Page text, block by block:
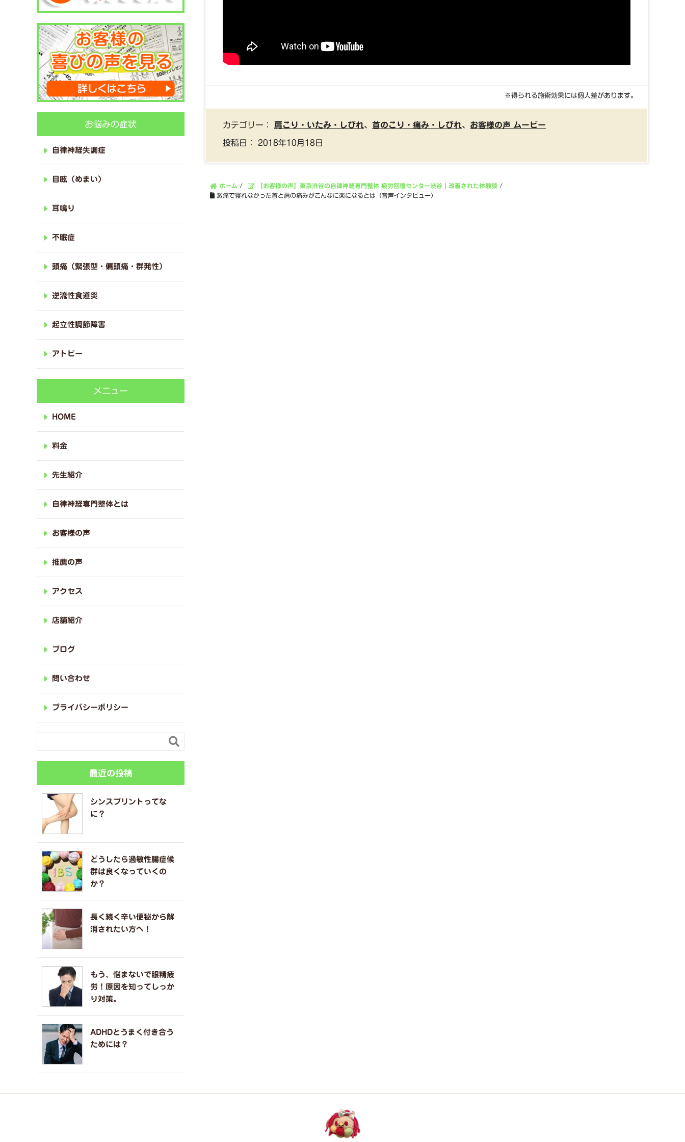
※得られる施術効果には個人差があります。
カテゴリー： 肩こり・いたみ・しびれ、 首のこり・痛み・しびれ、 お客様の声 ムービー
投稿日： 2018年10月18日
ホーム / 【お客様の声】東京渋谷の自律神経専門整体 疲労回復センター渋谷｜改善された体験談 /
激痛で寝れなかった首と肩の痛みがこんなに楽になるとは（音声インタビュー）
お悩みの症状
自律神経失調症
目眩（めまい）
耳鳴り
不眠症
頭痛（緊張型・偏頭痛・群発性）
逆流性食道炎
起立性調節障害
アトピー
メニュー
HOME
料金
先生紹介
自律神経専門整体とは
お客様の声
推薦の声
アクセス
店舗紹介
ブログ
問い合わせ
プライバシーポリシー

最近の投稿
シンスプリントってな
に？
どうしたら過敏性腸症候
群は良くなっていくの
か？
長く続く辛い便秘から解
消されたい方へ！
もう、悩まないで眼精疲
労！原因を知ってしっか
り対策。
ADHDとうまく付き合う
ためには？